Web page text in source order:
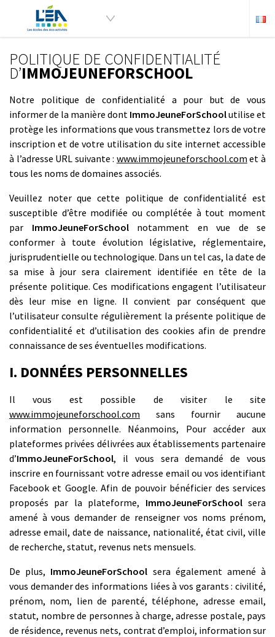
POLITIQUE DE CONFIDENTIALITÉ
D’IMMOJEUNEFORSCHOOL
Notre politique de confidentialité a pour but de vous
informer de la manière dont ImmoJeuneForSchoolutilise et
protège les informations que vous transmettez lors de votre
inscription et de votre utilisation du site internet accessible
à l’adresse URL suivante : www.immojeuneforschool.com et à
tous les noms de domaines associés.
Veuillez noter que cette politique de confidentialité est
susceptible d’être modifiée ou complétée à tout moment
par ImmoJeuneForSchoolnotamment en vue de se
conformer à toute évolution législative, réglementaire,
jurisprudentielle ou technologique. Dans un tel cas, la date de
sa mise à jour sera clairement identifiée en tête de la
présente politique. Ces modifications engagent l’utilisateur
dès leur mise en ligne. Il convient par conséquent que
l’utilisateur consulte régulièrement la présente politique de
confidentialité et d’utilisation des cookies afin de prendre
connaissance de ses éventuelles modifications.
I. DONNÉES PERSONNELLES
Il vous est possible de visiter le site
www.immojeuneforschool.com sans fournir aucune
information personnelle. Néanmoins, Pour accéder aux
plateformes privées délivrées aux établissements partenaire
d’ImmoJeuneForSchool, il vous sera demandé de vous
inscrire en fournissant votre adresse email ou vos identifiant
Facebook et Google. Afin de pouvoir bénéficier des services
proposés par la plateforme, ImmoJeuneForSchoolsera
amené à vous demander de renseigner vos noms prénom,
adresse email, date de naissance, nationalité, état civil, ville
de recherche, statut, revenus nets mensuels.
De plus, ImmoJeuneForSchool sera également amené à
vous demander des informations liées à vos garants : civilité,
prénom, nom, lien de parenté, téléphone, adresse email,
statut, nombre de personnes à charge, adresse postale, pays
de résidence, revenus nets, contrat d’emploi, information sur